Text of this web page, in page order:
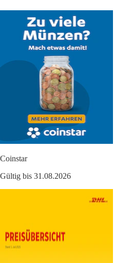
Coinstar
Gültig bis 31.08.2026